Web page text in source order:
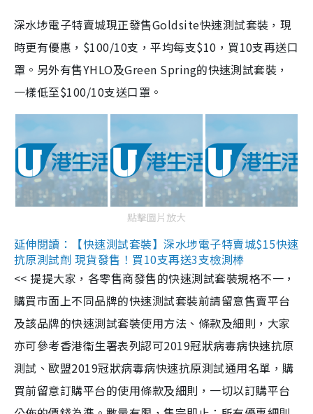
深水埗電子特賣城現正發售Goldsite快速測試套裝，現
時更有優惠，$100/10支，平均每支$10，買10支再送口
罩。另外有售YHLO及Green Spring的快速測試套裝，
一樣低至$100/10支送口罩。
點擊圖片放大
延伸閱讀：【快速測試套裝】深水埗電子特賣城$15快速
抗原測試劑 現貨發售！買10支再送3支檢測棒
<< 提提大家，各零售商發售的快速測試套裝規格不一，
購買市面上不同品牌的快速測試套裝前請留意售賣平台
及該品牌的快速測試套裝使用方法、條款及細則，大家
亦可參考香港衞生署表列認可2019冠狀病毒病快速抗原
測試、歐盟2019冠狀病毒病快速抗原測試通用名單，購
買前留意訂購平台的使用條款及細則，一切以訂購平台